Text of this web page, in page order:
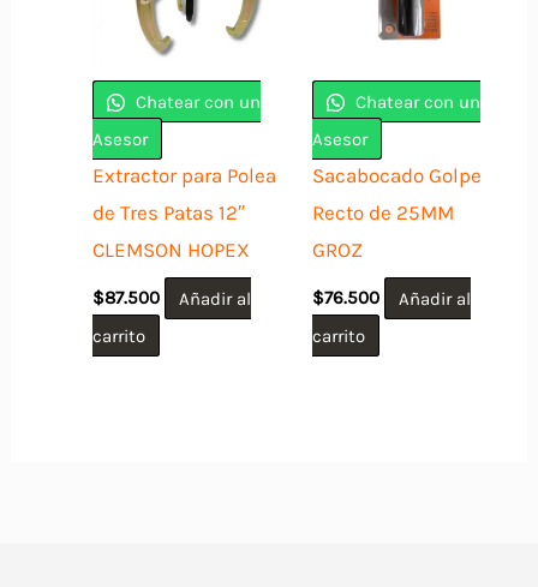
Chatear con un
Asesor
Extractor para Polea
de Tres Patas 12″
CLEMSON HOPEX
$87.500
Añadir al
carrito
Chatear con un
Asesor
Sacabocado Golpe
Recto de 25MM
GROZ
$76.500
Añadir al
carrito